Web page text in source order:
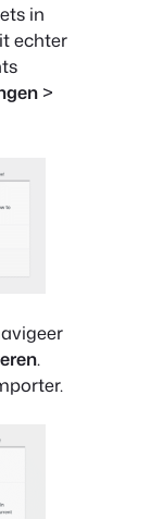
in
echter
>
.